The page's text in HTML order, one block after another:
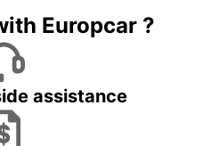
Europcar ?
assistance